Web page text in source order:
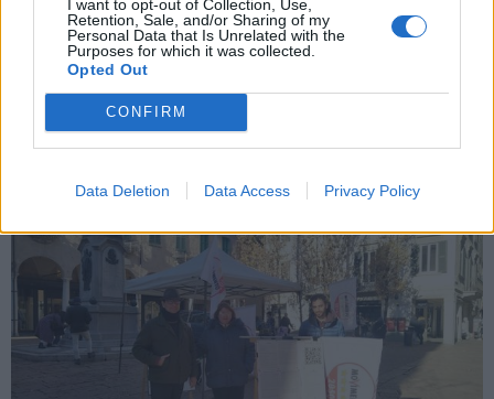
I want to opt-out of Collection, Use,
Retention, Sale, and/or Sharing of my
Personal Data that Is Unrelated with the
Purposes for which it was collected.
Opted Out
CONFIRM
Data Deletion Data Access Privacy Policy
BUSTO ARSIZIO
Si è costituito il gruppo territoriale di
Busto Arsizio dei 5 Stelle